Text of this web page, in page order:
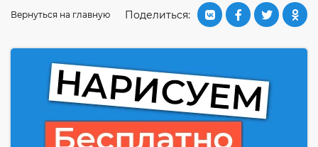
Поделиться:
Вернуться на главную